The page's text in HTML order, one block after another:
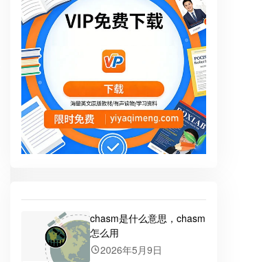
chasm是什么意思，chasm
怎么用
2026年5月9日